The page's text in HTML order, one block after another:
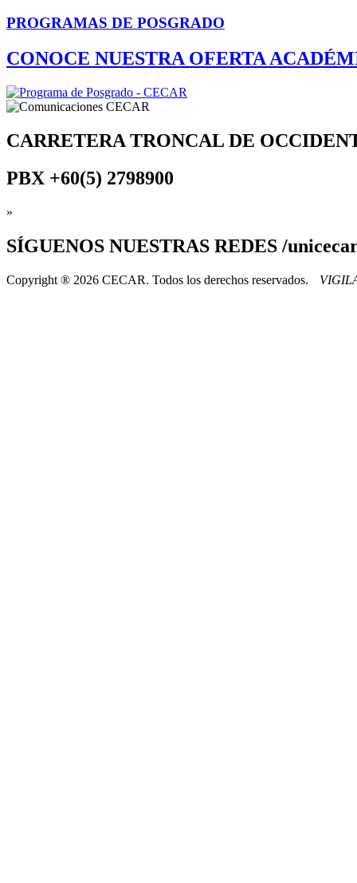
PROGRAMAS DE POSGRADO
CONOCE NUESTRA OFERTA
CARRETERA TRONCAL DE
PBX +60(5) 2798900
»
SÍGUENOS NUESTRAS REDES /
Copyright ® 2026 CECAR. Todos los derechos reservados.